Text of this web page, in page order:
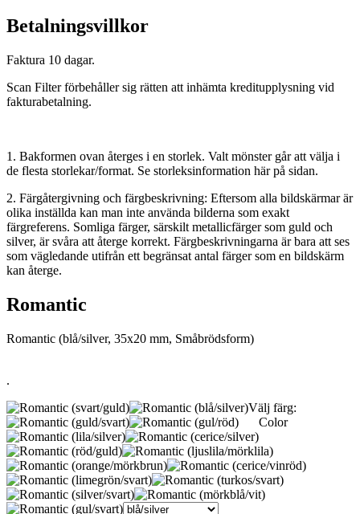
Betalningsvillkor
Faktura 10 dagar.
Scan Filter förbehåller sig rätten att inhämta kreditupplysning vid
fakturabetalning.
1. Bakformen ovan återges i en storlek. Valt mönster går att välja i
de flesta storlekar/format. Se storleksinformation här på sidan.
2. Färgåtergivning och färgbeskrivning: Eftersom alla bildskärmar är
olika inställda kan man inte använda bilderna som exakt
färgreferens. Somliga färger, särskilt metallicfärger som guld och
silver, är svåra att återge korrekt. Färgbeskrivningarna är bara att ses
som vägledande utifrån ett begränsat antal färger som en bildskärm
kan återge.
Romantic
Romantic (blå/silver, 35x20 mm, Småbrödsform)
.
Välj färg:
Color